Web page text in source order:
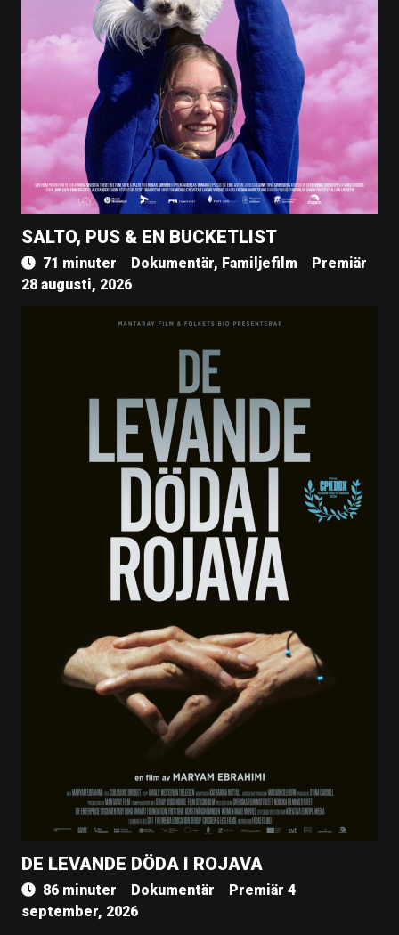
SALTO, PUS & EN BUCKETLIST
71 minuter Dokumentär, Familjefilm
Premiär
28 augusti, 2026
DE LEVANDE DÖDA I ROJAVA
86 minuter Dokumentär
Premiär 4
september, 2026